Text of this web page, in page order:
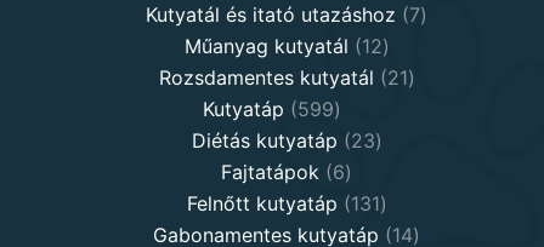
products
Kutyatál és itató utazáshoz 77
Műanyag kutyatál 1212
products
Rozsdamentes kutyatál 2121
Kutyatáp 599599
products
Diétás kutyatáp 2323
Fajtatápok 66
products
Felnőtt kutyatáp 131131
products
Gabonamentes kutyatáp 1414